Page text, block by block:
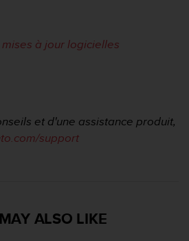
à jour logicielles
et d'une assistance produit,
support
ALSO LIKE